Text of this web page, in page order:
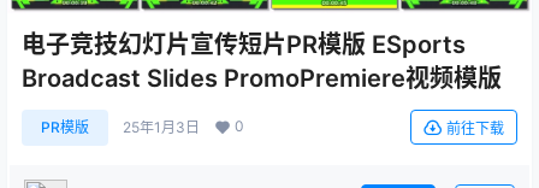
电子竞技幻灯片宣传短片PR模版 ESports
Broadcast Slides PromoPremiere视频模版
PR模版 25年1月3日 0 前往下载